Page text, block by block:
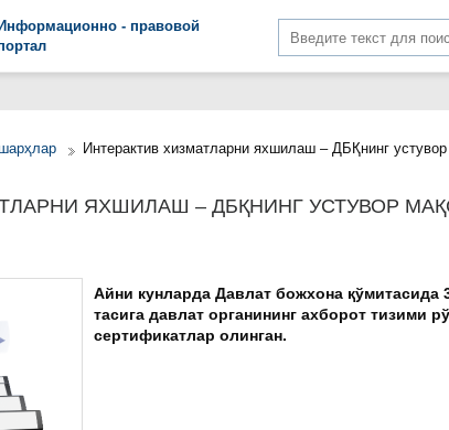
Информационно - правовой
Интерактив хизматларни яхшилаш – ДБҚнинг
ЯХШИЛАШ – ДБҚНИНГ УСТУВОР
Айни кунларда Давлат божхона қўмитасида
тасига давлат органининг ахборот тизими
сертификатлар олинган.